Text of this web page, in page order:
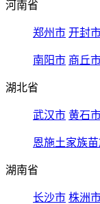
河南省
郑州市 开封
南阳市 商丘
湖北省
武汉市 黄石
恩施土家族
湖南省
长沙市 株洲